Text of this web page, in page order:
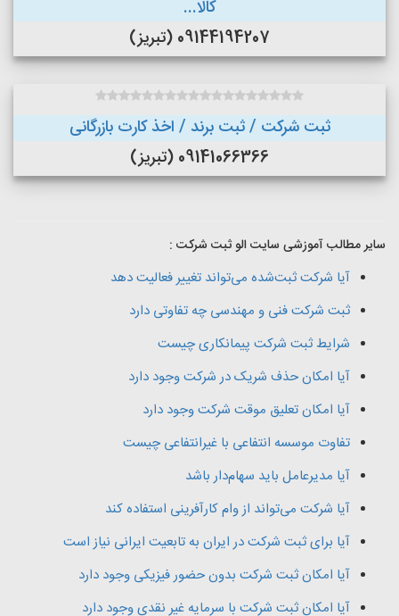
کالا...
09144194207 (تبریز)
ثبت شرکت / ثبت برند / اخذ کارت بازرگانی
09141066366 (تبریز)
سایر مطالب آموزشی سایت الو ثبت شرکت :
آیا شرکت ثبت‌شده می‌تواند تغییر فعالیت دهد
ثبت شرکت فنی و مهندسی چه تفاوتی دارد
شرایط ثبت شرکت پیمانکاری چیست
آیا امکان حذف شریک در شرکت وجود دارد
آیا امکان تعلیق موقت شرکت وجود دارد
تفاوت موسسه انتفاعی با غیرانتفاعی چیست
آیا مدیرعامل باید سهام‌دار باشد
آیا شرکت می‌تواند از وام کارآفرینی استفاده کند
آیا برای ثبت شرکت در ایران به تابعیت ایرانی نیاز است
آیا امکان ثبت شرکت بدون حضور فیزیکی وجود دارد
آیا امکان ثبت شرکت با سرمایه غیر نقدی وجود دارد